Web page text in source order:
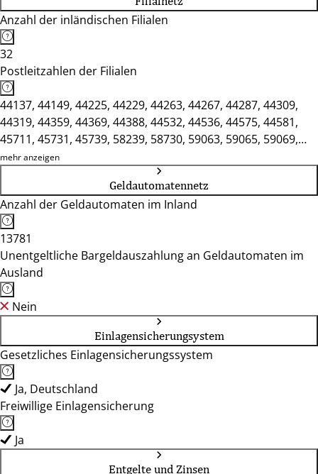
Anzahl der inländischen Filialen
32
Postleitzahlen der Filialen
44137, 44149, 44225, 44229, 44263, 44267, 44287, 44309,
44319, 44359, 44369, 44388, 44532, 44536, 44575, 44581,
45711, 45731, 45739, 58239, 58730, 59063, 59065, 59069,
59071, 59073, 59075, 59077, 59174, 59368, 59423, 59439
mehr anzeigen
Geldautomatennetz
Anzahl der Geldautomaten im Inland
13781
Unentgeltliche Bargeldauszahlung an Geldautomaten im
Ausland
Nein
Einlagensicherungsystem
Gesetzliches Einlagensicherungssystem
Ja, Deutschland
Freiwillige Einlagensicherung
Ja
Entgelte und Zinsen